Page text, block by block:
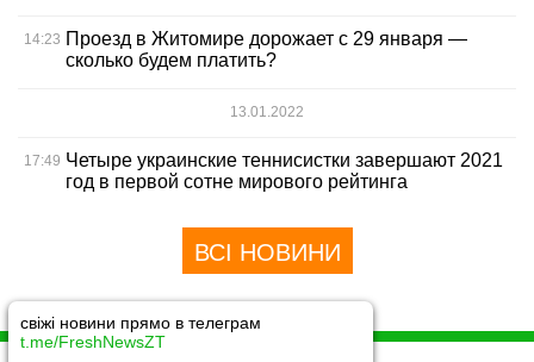
14:23 Проезд в Житомире дорожает с 29 января —
сколько будем платить?
13.01.2022
17:49 Четыре украинские теннисистки завершают 2021
год в первой сотне мирового рейтинга
ВСІ НОВИНИ
свіжі новини прямо в телеграм
t.me/FreshNewsZT